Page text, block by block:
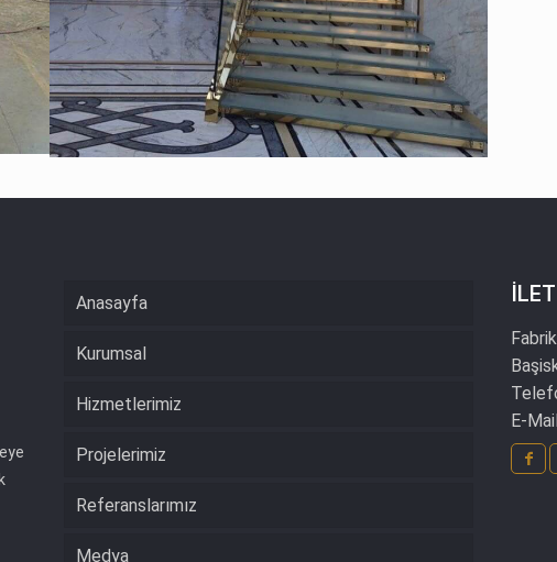
Anasayfa
Kurumsal
Hizmetlerimiz
Projelerimiz
Referanslarımız
Medya
E-